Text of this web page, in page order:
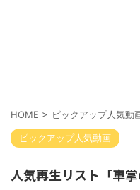
HOME > ピックアップ人気動
ピックアップ人気動画
人気再生リスト「車